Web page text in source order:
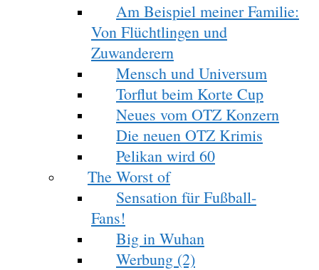
Am Beispiel meiner Familie:
Von Flüchtlingen und
Zuwanderern
Mensch und Universum
Torflut beim Korte Cup
Neues vom OTZ Konzern
Die neuen OTZ Krimis
Pelikan wird 60
The Worst of
Sensation für Fußball-
Fans!
Big in Wuhan
Werbung (2)